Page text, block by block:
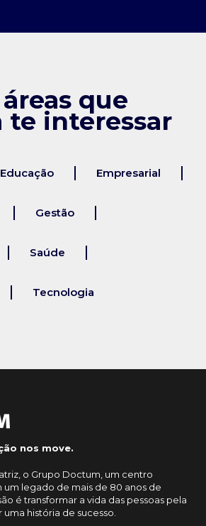
que
te interessar
Educação Empresarial
Gestão
Saúde
Tecnologia
nos move.
o Grupo Doctum, um centro
legado de mais de 80 anos de
é transformar a vida das pessoas pela
história de sucesso.